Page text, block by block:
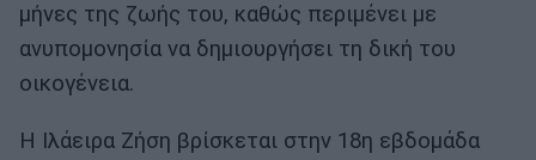
μήνες της ζωής του, καθώς περιμένει με
ανυπομονησία να δημιουργήσει τη δική του
οικογένεια.
Η Ιλάειρα Ζήση βρίσκεται στην 18η εβδομάδα